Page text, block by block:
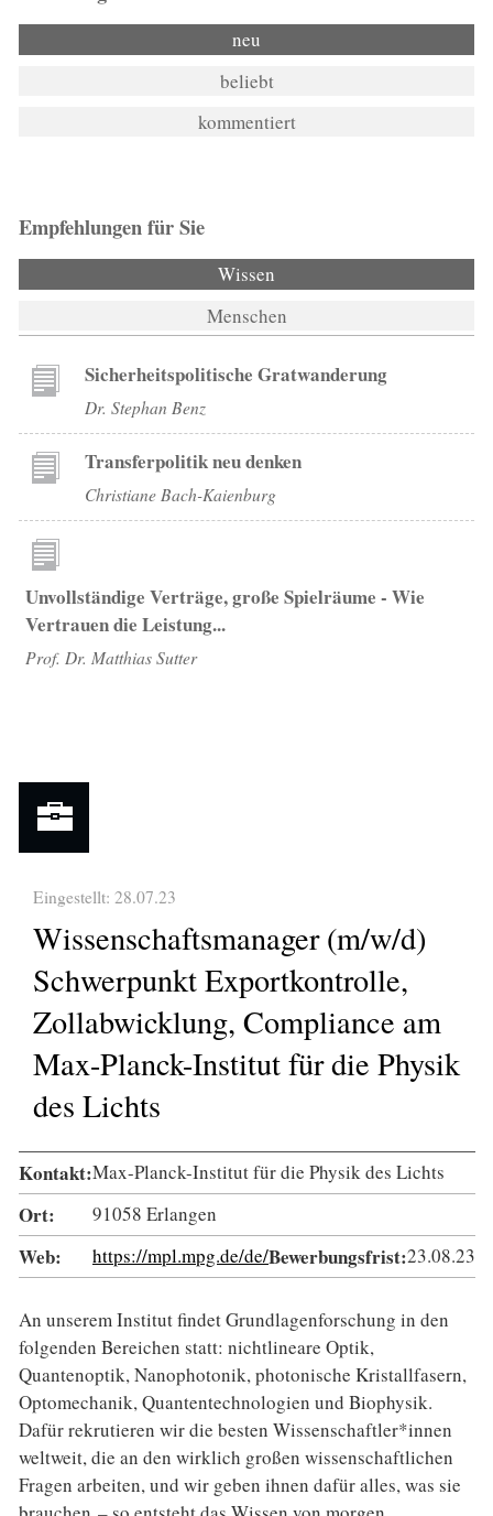
neu
beliebt
kommentiert
Empfehlungen für Sie
Wissen
Menschen
Sicherheitspolitische Gratwanderung
Dr. Stephan Benz
Transferpolitik neu denken
Christiane Bach-Kaienburg
Unvollständige Verträge, große Spielräume - Wie
Vertrauen die Leistung...
Prof. Dr. Matthias Sutter
Eingestellt: 28.07.23
Wissenschaftsmanager (m/w/d)
Schwerpunkt Exportkontrolle,
Zollabwicklung, Compliance am
Max-Planck-Institut für die Physik
des Lichts
Kontakt:Max-Planck-Institut für die Physik des Lichts
Ort: 91058 Erlangen
Web: https://mpl.mpg.de/de/Bewerbungsfrist:23.08.23
An unserem Institut findet Grundlagenforschung in den
folgenden Bereichen statt: nichtlineare Optik,
Quantenoptik, Nanophotonik, photonische Kristallfasern,
Optomechanik, Quanten­technologien und Biophysik.
Dafür rekrutieren wir die besten Wissen­schaftler*innen
weltweit, die an den wirklich großen wissen­schaftlichen
Fragen arbeiten, und wir geben ihnen dafür alles, was sie